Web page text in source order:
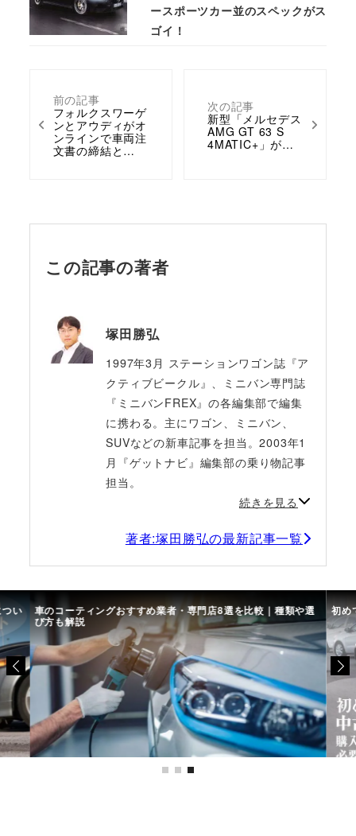
前の記事
フォルクスワーゲ
ンとアウディがオ
ンラインで車両注
文書の締結と…
次の記事
新型「メルセデス
AMG GT 63 S
4MATIC+」が…
ースポーツカー並のスペックがス
ゴイ！
この記事の著者
塚田勝弘
1997年3月 ステーションワゴン誌『ア
クティブビークル』、ミニバン専門誌
『ミニバンFREX』の各編集部で編集
に携わる。主にワゴン、ミニバン、
SUVなどの新車記事を担当。2003年1
月『ゲットナビ』編集部の乗り物記事
担当。
続きを見る
著者:塚田勝弘の最新記事一覧
い 車のコーティングおすすめ業者・専門店8選を比較｜種類や選
び方も解説
初め